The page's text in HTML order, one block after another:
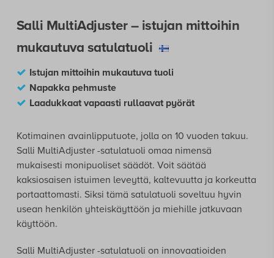
Salli MultiAdjuster – istujan mittoihin
mukautuva satulatuoli
Istujan mittoihin mukautuva tuoli
Napakka pehmuste
Laadukkaat vapaasti rullaavat pyörät
Kotimainen avainlipputuote, jolla on 10 vuoden takuu.
Salli MultiAdjuster -satulatuoli omaa nimensä
mukaisesti monipuoliset säädöt. Voit säätää
kaksiosaisen istuimen leveyttä, kaltevuutta ja korkeutta
portaattomasti. Siksi tämä satulatuoli soveltuu hyvin
usean henkilön yhteiskäyttöön ja miehille jatkuvaan
käyttöön.
Salli MultiAdjuster -satulatuoli on innovaatioiden